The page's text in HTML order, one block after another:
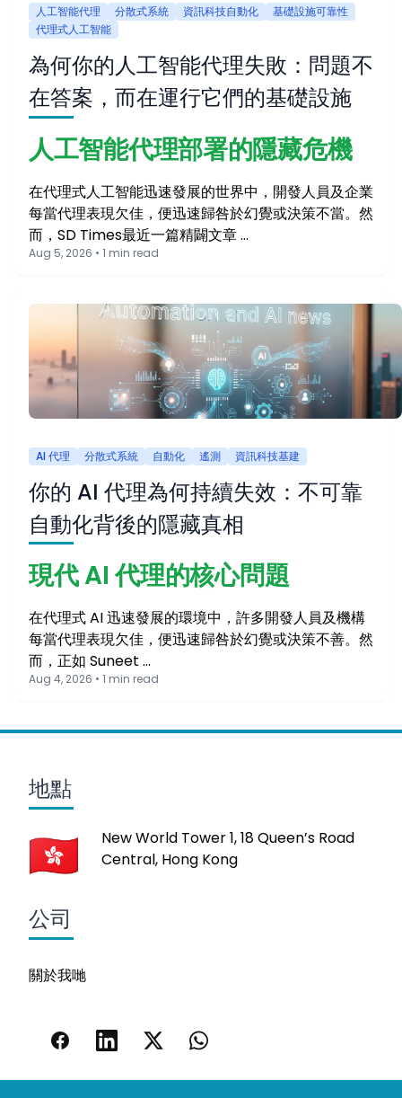
人工智能代理 分散式系統 資訊科技自動化
基礎設施可靠性
代理式人工智能
為何你的人工智能代理失敗：問題不
在答案，而在運行它們的基礎設施
人工智能代理部署的隱藏危機
在代理式人工智能迅速發展的世界中，開發人員及企業
每當代理表現欠佳，便迅速歸咎於幻覺或決策不當。然
而，SD Times最近一篇精闢文章 …
Aug 5, 2026 • 1 min read
AI 代理 分散式系統 自動化 遙測 資訊科技基建
你的 AI 代理為何持續失效：不可靠
自動化背後的隱藏真相
現代 AI 代理的核心問題
在代理式 AI 迅速發展的環境中，許多開發人員及機構
每當代理表現欠佳，便迅速歸咎於幻覺或決策不善。然
而，正如 Suneet …
Aug 4, 2026 • 1 min read
地點
New World Tower 1, 18 Queen’s Road
Central, Hong Kong
公司
關於我哋